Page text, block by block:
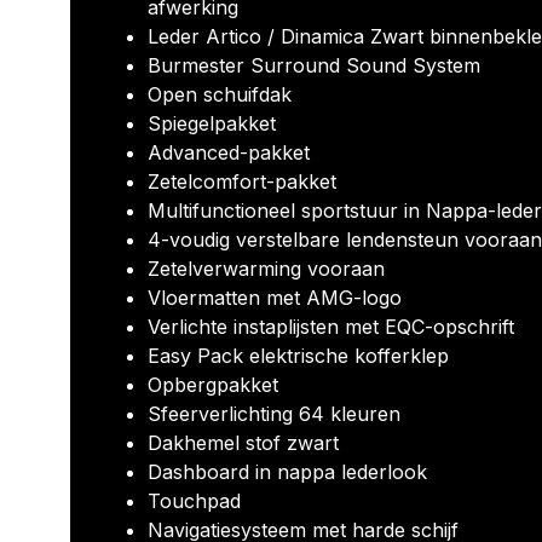
afwerking
Leder Artico / Dinamica Zwart
Burmester Surround Sound System
Open schuifdak
Spiegelpakket
Advanced-pakket
Zetelcomfort-pakket
Multifunctioneel sportstuur in Nappa-leder
4-voudig verstelbare lendensteun vooraan
Zetelverwarming vooraan
Vloermatten met AMG-logo
Verlichte instaplijsten met EQC-opschrift
Easy Pack elektrische kofferklep
Opbergpakket
Sfeerverlichting 64 kleuren
Dakhemel stof zwart
Dashboard in nappa lederlook
Touchpad
Navigatiesysteem met harde schijf